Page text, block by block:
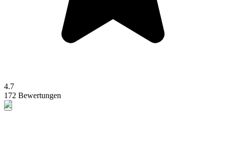
4.7
172 Bewertungen